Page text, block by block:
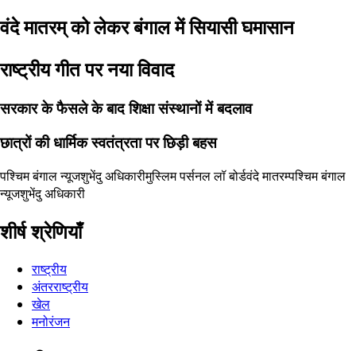
वंदे मातरम् को लेकर बंगाल में सियासी घमासान
राष्ट्रीय गीत पर नया विवाद
सरकार के फैसले के बाद शिक्षा संस्थानों में बदलाव
छात्रों की धार्मिक स्वतंत्रता पर छिड़ी बहस
पश्चिम बंगाल न्यूजशुभेंदु अधिकारीमुस्लिम पर्सनल लॉ बोर्डवंदे मातरम्पश्चिम बंगाल
न्यूजशुभेंदु अधिकारी
शीर्ष श्रेणियाँ
राष्ट्रीय
अंतरराष्ट्रीय
खेल
मनोरंजन